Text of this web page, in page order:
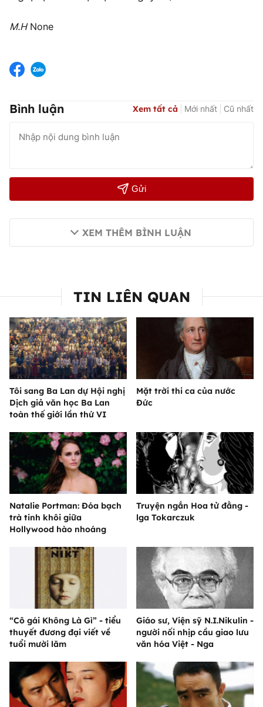
M.HNone
Bình luận Xem tất cả Mới nhất Cũ nhất
Gửi
XEM THÊM BÌNH LUẬN
TIN LIÊN QUAN
Tôi sang Ba Lan dự Hội nghị
Dịch giả văn học Ba Lan
toàn thế giới lần thứ VI
Mặt trời thi ca của nước
Đức
Natalie Portman: Đóa bạch
trà tinh khôi giữa
Hollywood hào nhoáng
Truyện ngắn Hoa tử đằng -
lga Tokarczuk
“Cô gái Không Là Gì” - tiểu
thuyết đương đại viết về
tuổi mười lăm
Giáo sư, Viện sỹ N.I.Nikulin -
người nối nhịp cầu giao lưu
văn hóa Việt - Nga